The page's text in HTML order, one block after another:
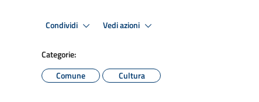
Condividi Vedi azioni
Categorie:
Comune
Cultura